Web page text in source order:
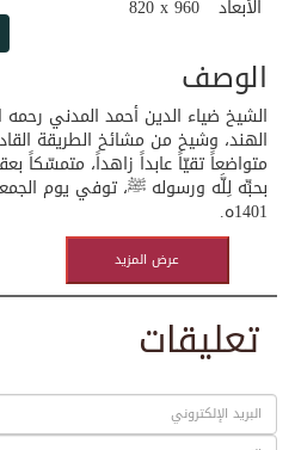
820 x 960 الأبعاد
الوصف
الشيخ ضياء الدين أحمد المدني
الهند، وشيخ من مشائخ الطريقة
متواضعاً تقيّاً عابداً زاهداً، متمسّكاً
1401ه.
عرض المزيد
تعليقات